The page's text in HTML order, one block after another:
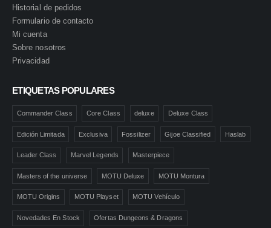
Historial de pedidos
Formulario de contacto
Mi cuenta
Sobre nosotros
Privacidad
ETIQUETAS POPULARES
Commander Class Core Class deluxe Deluxe Class
Edición Limitada Exclusiva Fossilizer Gijoe Classified Haslab
Leader Class Marvel Legends Masterpiece
Masters of the universe MOTU Deluxe MOTU Montura
MOTU Origins MOTU Playset MOTU Vehículo
Novedades En Stock Ofertas Dungeons & Dragons